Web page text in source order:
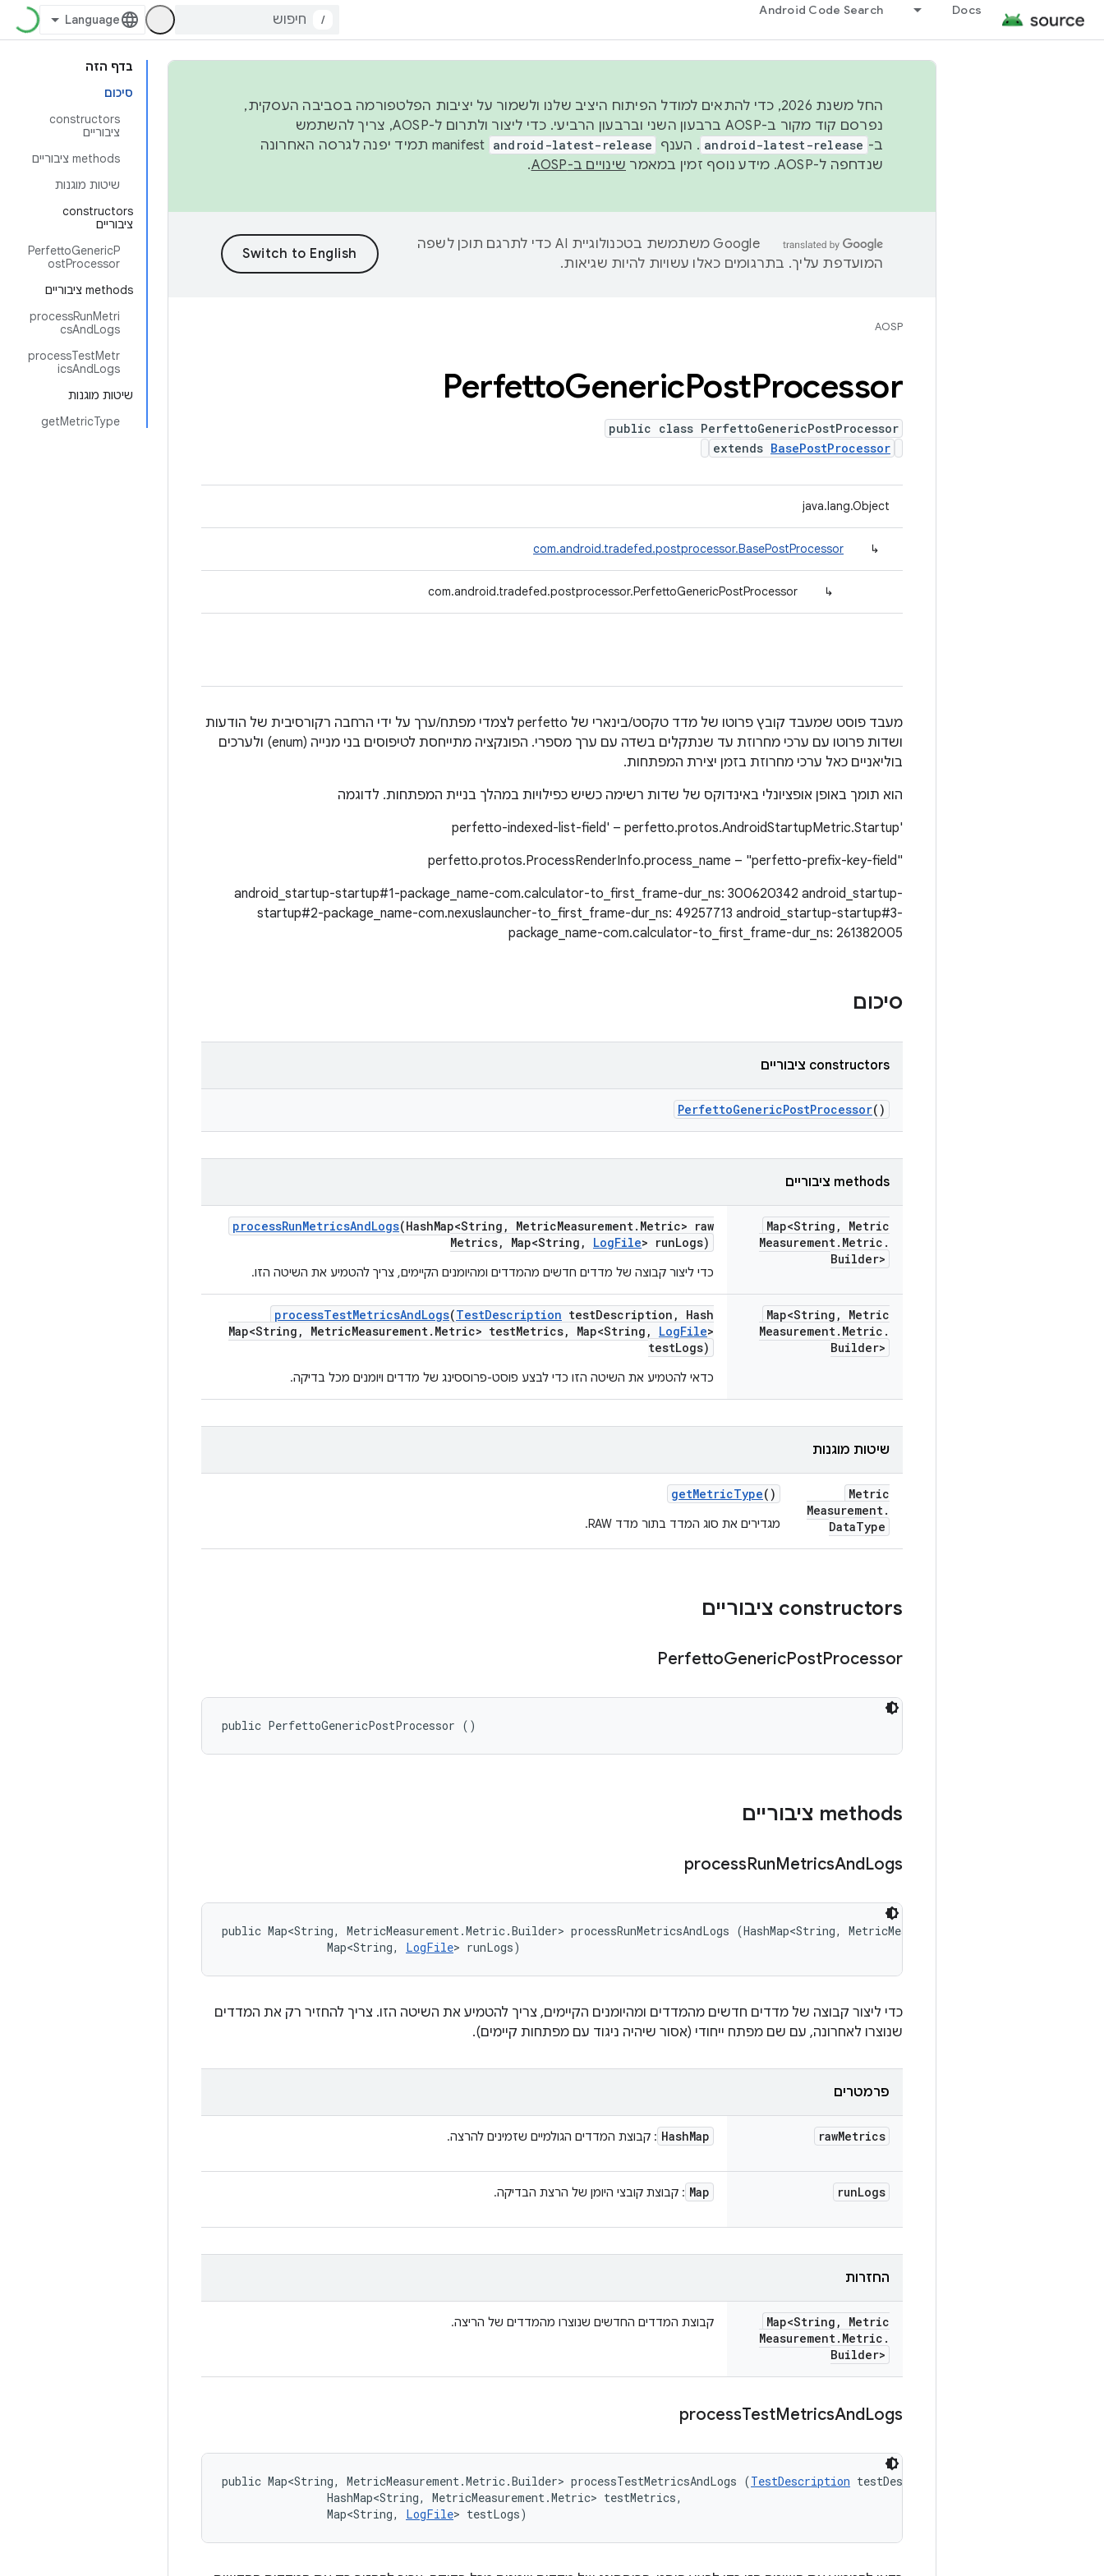
Docs
Android Code Search
/
בדף הזה
סיכום
‫constructors
ציבוריים
‫methods ציבוריים
שיטות מוגנות
‫constructors
ציבוריים
PerfettoGenericP
ostProcessor
‫methods ציבוריים
processRunMetri
csAndLogs
processTestMetr
icsAndLogs
שיטות מוגנות
getMetricType
החל משנת 2026, כדי להתאים למודל הפיתוח היציב שלנו ולשמור על יציבות הפלטפורמה בסביבה העסקית,
נפרסם קוד מקור ב-AOSP ברבעון השני וברבעון הרביעי. כדי ליצור ולתרום ל-AOSP, צריך להשתמש
ב- android-latest-release . הענף android-latest-release
manifest תמיד יפנה לגרסה האחרונה
שנדחפה ל-AOSP. מידע נוסף זמין במאמר
שינויים ב-AOSP .
‫Google משתמשת בטכנולוגיית AI כדי לתרגם תוכן לשפה
המועדפת עליך. בתרגומים כאלו עשויות להיות שגיאות.
AOSP
PerfettoGenericPostProcessor
public class PerfettoGenericPostProcessor
extends BasePostProcessor
java.lang.Object
↳
com.android.tradefed.postprocessor.BasePostProcessor
↳
com.android.tradefed.postprocessor.PerfettoGenericPostProcessor
מעבד פוסט שמעבד קובץ פרוטו של מדד טקסט/בינארי של perfetto לצמדי מפתח/ערך על ידי הרחבה רקורסיבית של הודעות
ושדות פרוטו עם ערכי מחרוזת עד שנתקלים בשדה עם ערך מספרי. הפונקציה מתייחסת לטיפוסים בני מנייה (enum) ולערכים
בוליאניים כאל ערכי מחרוזת בזמן יצירת המפתחות.
הוא תומך באופן אופציונלי באינדוקס של שדות רשימה כשיש כפילויות במהלך בניית המפתחות. לדוגמה
‫'perfetto-indexed-list-field' – perfetto.protos.AndroidStartupMetric.Startup
‫"perfetto-prefix-key-field" –‏ perfetto.protos.ProcessRenderInfo.process_name
android_startup-startup#1-package_name-com.calculator-to_first_frame-dur_ns: 300620342 android_startup-
startup#2-package_name-com.nexuslauncher-to_first_frame-dur_ns: 49257713 android_startup-startup#3-
package_name-com.calculator-to_first_frame-dur_ns: 261382005
סיכום
‫constructors ציבוריים
PerfettoGenericPostProcessor()
‫methods ציבוריים
Map<String ,
Metric
Measurement. Metric .
Builder>
processRunMetricsAndLogs(HashMap<String , MetricMeasurement. Metric> raw
Metrics, Map<String , LogFile> runLogs)
כדי ליצור קבוצה של מדדים חדשים מהמדדים ומהיומנים הקיימים, צריך להטמיע את השיטה הזו.
Map<String ,
Metric
Measurement. Metric .
Builder>
processTestMetricsAndLogs(TestDescription testDescription ,
Hash
Map<String , MetricMeasurement. Metric> testMetrics, Map<String , LogFile>
testLogs)
כדאי להטמיע את השיטה הזו כדי לבצע פוסט-פרוססינג של מדדים ויומנים מכל בדיקה.
שיטות מוגנות
Metric
Measurement.
DataType
getMetricType()
מגדירים את סוג המדד בתור מדד RAW.
‫constructors ציבוריים
PerfettoGenericPostProcessor
public PerfettoGenericPostProcessor ()
‫methods ציבוריים
processRunMetricsAndLogs
public Map<String, MetricMeasurement.Metric.Builder> processRunMetricsAndLogs (HashMap<String, MetricMeasurement.Metric> rawMetrics,
                Map<String,
LogFile> runLogs)
כדי ליצור קבוצה של מדדים חדשים מהמדדים ומהיומנים הקיימים, צריך להטמיע את השיטה הזו. צריך להחזיר רק את המדדים
שנוצרו לאחרונה, עם שם מפתח ייחודי (אסור שיהיה ניגוד עם מפתחות קיימים).
פרמטרים
rawMetrics
HashMap : קבוצת המדדים הגולמיים שזמינים להרצה.
runLogs
Map : קבוצת קובצי היומן של הרצת הבדיקה.
החזרות
Map<String ,
Metric
Measurement. Metric .
Builder>
קבוצת המדדים החדשים שנוצרו מהמדדים של הריצה.
processTestMetricsAndLogs
public Map<String, MetricMeasurement.Metric.Builder> processTestMetricsAndLogs (TestDescription testDescription,
                HashMap<String, MetricMeasurement.Metric> testMetrics,
                Map<String,
LogFile> testLogs)